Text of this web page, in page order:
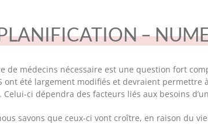
–
de médecins nécessaire est une question fort
ont été largement modifiés et devraient permettre
ci dépendra des facteurs liés aux besoins
savons que ceux-ci vont croître, en raison du